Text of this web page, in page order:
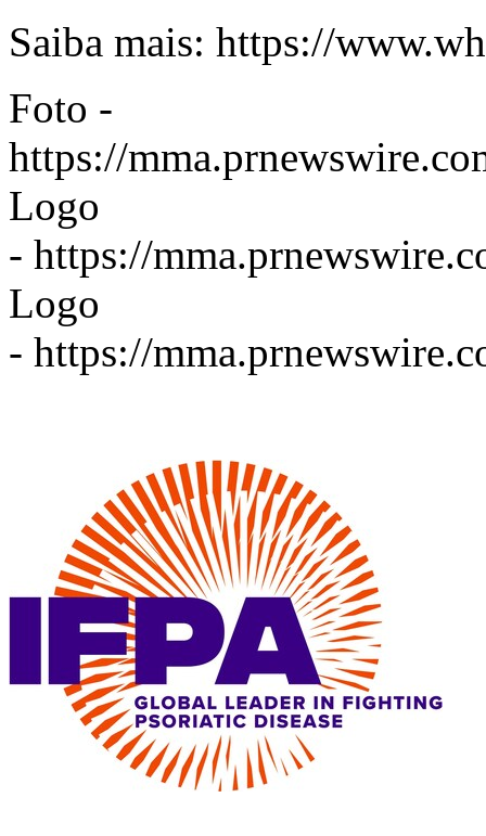
Saiba mais: https://
Foto -
https://
Logo
- https://
Logo
- https://